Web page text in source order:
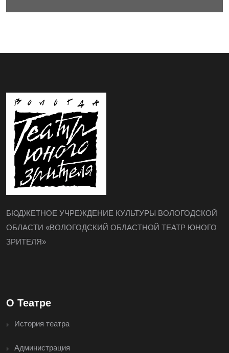
БЮДЖЕТНОЕ УЧРЕЖДЕНИЕ КУЛЬТУРЫ ВОЛОГОДСКОЙ
ОБЛАСТИ «ВОЛОГОДСКИЙ ОБЛАСТНОЙ ТЕАТР ЮНОГО
ЗРИТЕЛЯ»
О Театре
История театра
Администрация